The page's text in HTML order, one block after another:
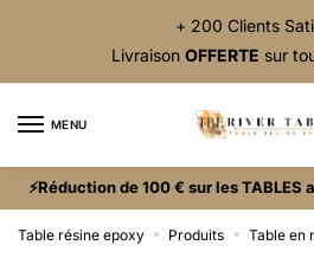
+ 200 Clients
Livraison OFFERTE sur
MENU
⚡Réduction de 100 € sur les TABLES
Table résine epoxy » Produits » Table en